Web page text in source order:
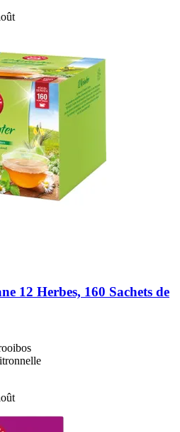
12 Herbes, 160 Sachets de